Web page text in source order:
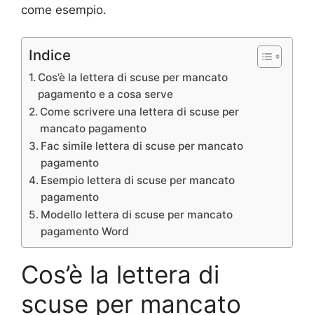
come esempio.
Indice
Cos’è la lettera di scuse per mancato
pagamento e a cosa serve
Come scrivere una lettera di scuse per
mancato pagamento
Fac simile lettera di scuse per mancato
pagamento
Esempio lettera di scuse per mancato
pagamento
Modello lettera di scuse per mancato
pagamento Word
Cos’è la lettera di
scuse per mancato